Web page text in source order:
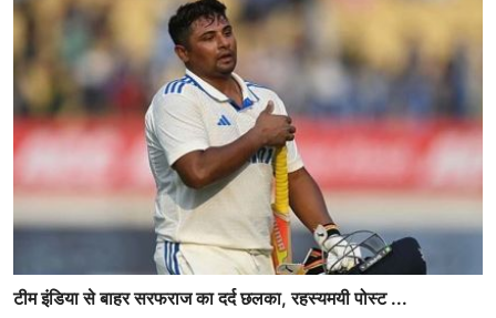
टीम इंडिया से बाहर सरफराज का दर्द छलका, रहस्यमयी पोस्ट ...